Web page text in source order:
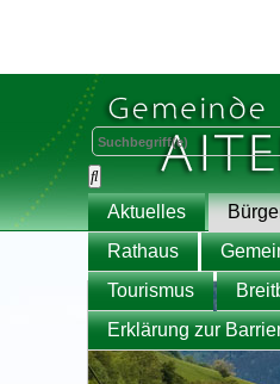
Aktuelles
Rathaus
Tourismus
Erklärung zur